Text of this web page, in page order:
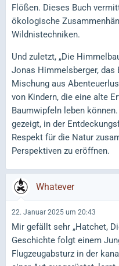
Flößen. Dieses Buch
ökologische
Wildnistechniken.
Und zuletzt, „Die
Jonas Himmelsberger, das
Mischung aus
von Kindern, die eine alte
Baumwipfeln leben
gezeigt, in der
Respekt für die Natur
Perspektiven zu eröffnen.
Whatever
22. Januar 2025 um 20:43
Mir gefällt sehr „Hatchet,
Geschichte folgt einem
Flugzeugabsturz in der